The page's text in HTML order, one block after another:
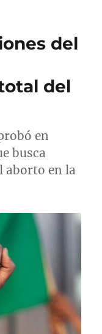
del
del
en
busca
aborto en la